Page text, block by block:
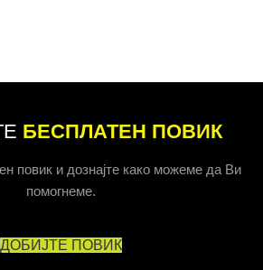
БЕСПЛАТЕН ПОВИК
повик и дознајте како можеме да Ви
помогнеме.
ДОБИЈТЕ ПОВИК